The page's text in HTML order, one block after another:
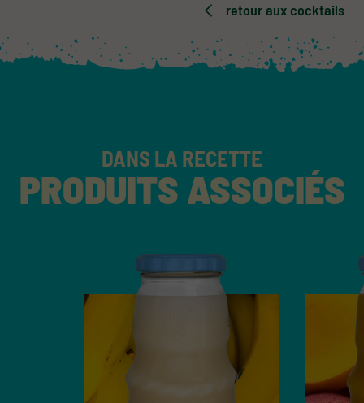
retour aux cocktails
DANS LA RECETTE
PRODUITS ASSOCIÉS